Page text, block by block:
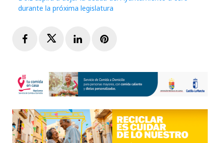
durante la próxima legislatura
FacebookTwitterLinkedInPinterest